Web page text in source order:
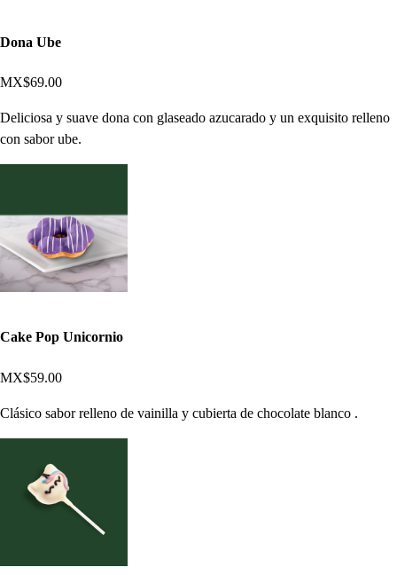
Dona Ube
MX$69.00
Deliciosa y suave dona con glaseado azucarado y un exquisito relleno
con sabor ube.
Cake Pop Unicornio
MX$59.00
Clásico sabor relleno de vainilla y cubierta de chocolate blanco .